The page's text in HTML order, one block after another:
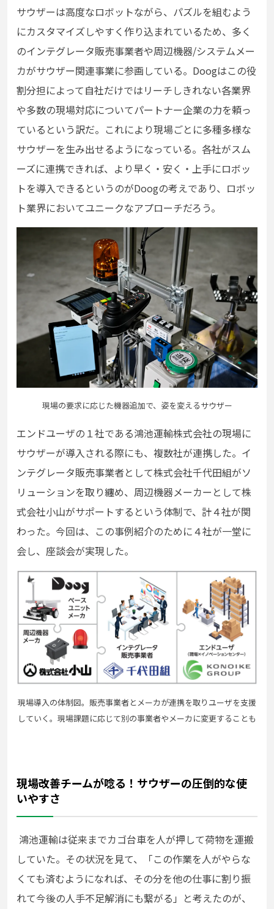
サウザーは高度なロボットながら、パズルを組むよう
にカスタマイズしやすく作り込まれているため、多く
のインテグレータ販売事業者や周辺機器/システムメー
カがサウザー関連事業に参画している。Doogはこの役
割分担によって自社だけではリーチしきれない各業界
や多数の現場対応についてパートナー企業の力を頼っ
ているという訳だ。これにより現場ごとに多種多様な
サウザーを生み出せるようになっている。各社がスム
ーズに連携できれば、より早く・安く・上手にロボッ
トを導入できるというのがDoogの考えであり、ロボッ
ト業界においてユニークなアプローチだろう。
現場の要求に応じた機器追加で、姿を変えるサウザー
エンドユーザの１社である鴻池運輸株式会社の現場に
サウザーが導入される際にも、複数社が連携した。イ
ンテグレータ販売事業者として株式会社千代田組がソ
リューションを取り纏め、周辺機器メーカーとして株
式会社小山がサポートするという体制で、計４社が関
わった。今回は、この事例紹介のために４社が一堂に
会し、座談会が実現した。
現場導入の体制図。販売事業者とメーカが連携を取りユーザを支援
していく。現場課題に応じて別の事業者やメーカに変更することも
現場改善チームが唸る！サウザーの圧倒的な使
いやすさ
鴻池運輸は従来までカゴ台車を人が押して荷物を運搬
していた。その状況を見て、「この作業を人がやらな
くても済むようになれば、その分を他の仕事に割り振
れて今後の人手不足解消にも繋がる」と考えたのが、